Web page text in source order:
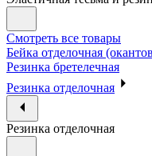
Смотреть все товары
Бейка отделочная
Резинка бретелечная
Резинка отделочная
Резинка отделочная